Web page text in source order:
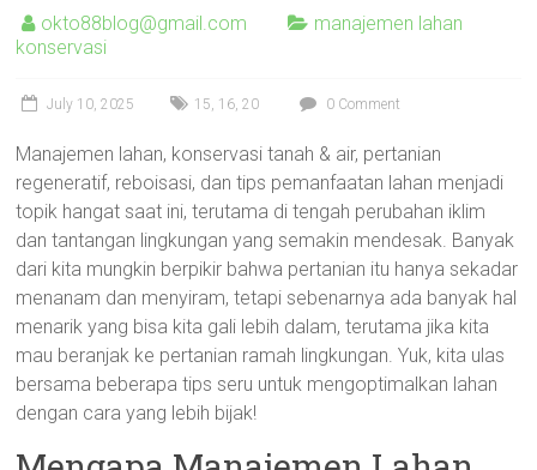
okto88blog@gmail.com
manajemen lahan
konservasi
July 10, 2025 15, 16,20 0 Comment
Manajemen lahan, konservasi tanah & air, pertanian
regeneratif, reboisasi, dan tips pemanfaatan lahan menjadi
topik hangat saat ini, terutama di tengah perubahan iklim
dan tantangan lingkungan yang semakin mendesak. Banyak
dari kita mungkin berpikir bahwa pertanian itu hanya sekadar
menanam dan menyiram, tetapi sebenarnya ada banyak hal
menarik yang bisa kita gali lebih dalam, terutama jika kita
mau beranjak ke pertanian ramah lingkungan. Yuk, kita ulas
bersama beberapa tips seru untuk mengoptimalkan lahan
dengan cara yang lebih bijak!